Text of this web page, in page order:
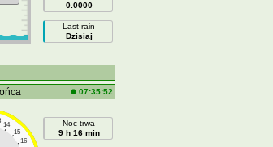
0.0000
Last rain
Dzisiaj
07:35:52
14
15
16
Noc trwa
9 h 16 min